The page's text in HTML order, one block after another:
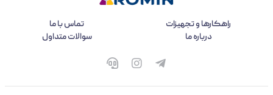
راهکارها و تجهیزات
تماس با ما
درباره ما
سوالات متداول